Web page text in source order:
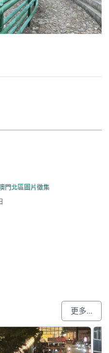
北區圖片徵集
更多...